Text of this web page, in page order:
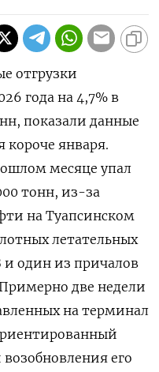
отгрузки
года на 4,7% ⁠в
показали данные
короче ⁠января.
месяце ⁠упал
тонн, ⁠из-за
на Туапсинском
летательных
‌один из причалов
две недели
на терминал
его